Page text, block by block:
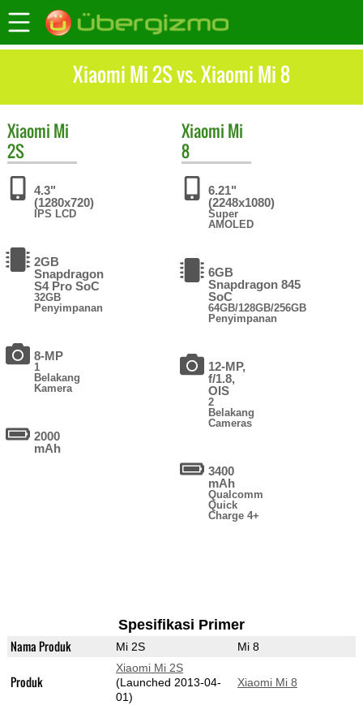
Xiaomi Mi 2S vs. Xiaomi Mi 8
Xiaomi Mi
2S
4.3"
(1280x720)
IPS LCD
2GB
Snapdragon
S4 Pro SoC
32GB
Penyimpanan
8-MP
1
Belakang
Kamera
2000
mAh
Xiaomi Mi
8
6.21"
(2248x1080)
Super
AMOLED
6GB
Snapdragon 845
SoC
64GB/128GB/256GB
Penyimpanan
12-MP,
f/1.8,
OIS
2
Belakang
Cameras
3400
mAh
Qualcomm
Quick
Charge 4+
Spesifikasi Primer
Nama Produk Mi 2S Mi 8
Produk
Xiaomi Mi 2S
(Launched 2013-04-
01)
Xiaomi Mi 8